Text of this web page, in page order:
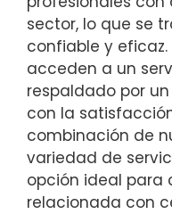
sector, lo que se
confiable y eficaz.
acceden a un
respaldado por
con la
combinación de
variedad de
opción ideal para
relacionada con